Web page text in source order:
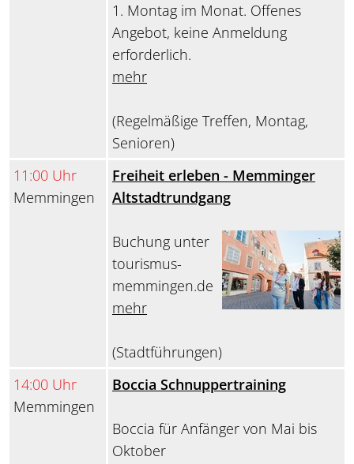
1. Montag im Monat. Offenes
Angebot, keine Anmeldung
erforderlich.
mehr
(Regelmäßige Treffen, Montag,
Senioren)
11:00 Uhr
Memmingen
Freiheit erleben - Memminger
Altstadtrundgang
Buchung unter
tourismus-
memmingen.de
mehr
(Stadtführungen)
14:00 Uhr
Memmingen
Boccia Schnuppertraining
Boccia für Anfänger von Mai bis
Oktober